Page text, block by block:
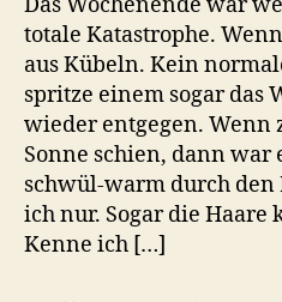
Das Wochenende war
totale Katastrophe.
aus Kübeln. Kein
spritze einem sogar das
wieder entgegen. Wenn
Sonne schien, dann war
schwül-warm durch den
ich nur. Sogar die Haare
Kenne ich […]